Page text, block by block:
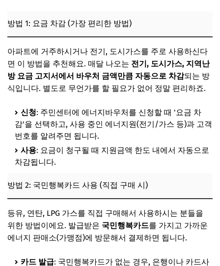
방법 1: 요금 차감 (가장 편리한 방법)
아파트에 거주하시거나 전기, 도시가스를 주로 사용하신다
면 이 방법을 추천해요. 매달 나오는 전기, 도시가스, 지역난
방 요금 고지서에서 바우처 금액만큼 자동으로 차감되는 방
식입니다. 별도로 무언가를 할 필요가 없어 정말 편리하죠.
신청: 주민센터에 에너지바우처를 신청할 때 '요금 차
감'을 선택하고, 사용 중인 에너지원(전기/가스 등)과 고객
번호를 알려주면 됩니다.
사용: 요금이 청구될 때 지원금액 한도 내에서 자동으로
차감됩니다.
방법 2: 국민행복카드 사용 (직접 구매 시)
등유, 연탄, LPG 가스를 직접 구매해서 사용하시는 분들을
위한 방법이에요. 발급받은 국민행복카드를 가지고 가까운
에너지 판매소(가맹점)에 방문해서 결제하면 됩니다.
카드 발급: 국민행복카드가 없는 경우, 은행이나 카드사